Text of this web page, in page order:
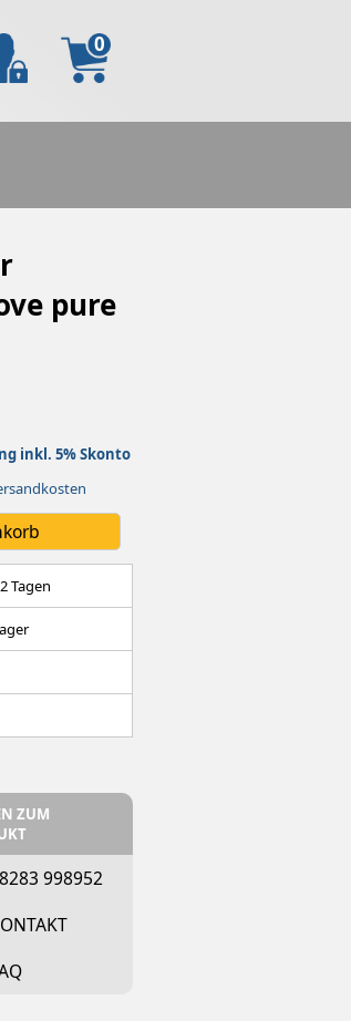
0
pure
inkl. 5% Skonto
Tagen
ZUM
998952